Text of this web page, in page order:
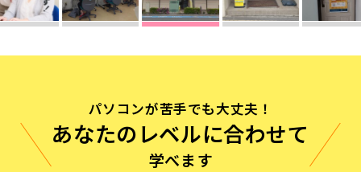
パソコンが苦手でも大丈夫！
あなたのレベルに合わせて
学べます